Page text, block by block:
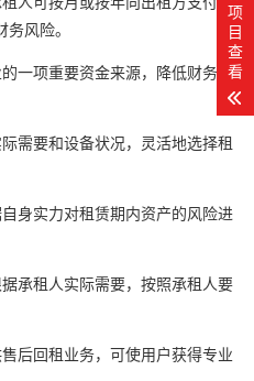
风险。
项重要资金来源，降低财务费
要和设备状况，灵活地选择租
实力对租赁期内资产的风险进
租人实际需要，按照承租人要
回租业务，可使用户获得专业
项
目
查
看